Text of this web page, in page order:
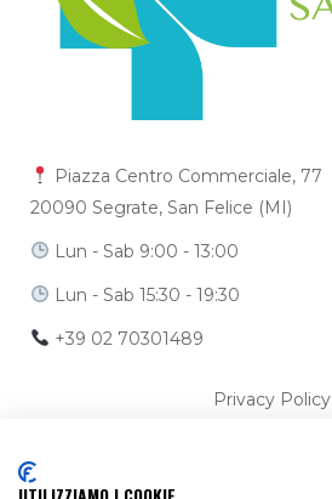
Piazza Centro Commerciale, 77
20090 Segrate, San Felice (MI)
Lun - Sab 9:00 - 13:00
Lun - Sab 15:30 - 19:30
+39 02 70301489
Privacy Policy